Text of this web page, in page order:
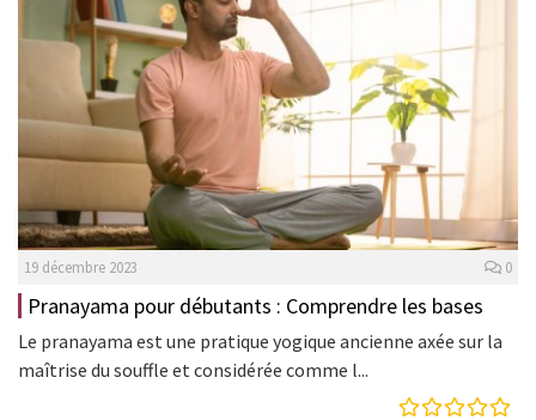
19 décembre 2023 0
Pranayama pour débutants : Comprendre les bases
Le pranayama est une pratique yogique ancienne axée sur la
maîtrise du souffle et considérée comme l...